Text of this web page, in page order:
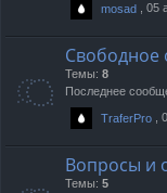
mosad , 05
Темы: 8
Последнее
TraferPro ,
Вопросы и
Темы: 5